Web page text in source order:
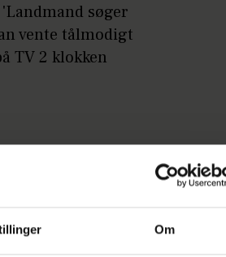
Om
søger
vente tålmodigt
TV 2 klokken